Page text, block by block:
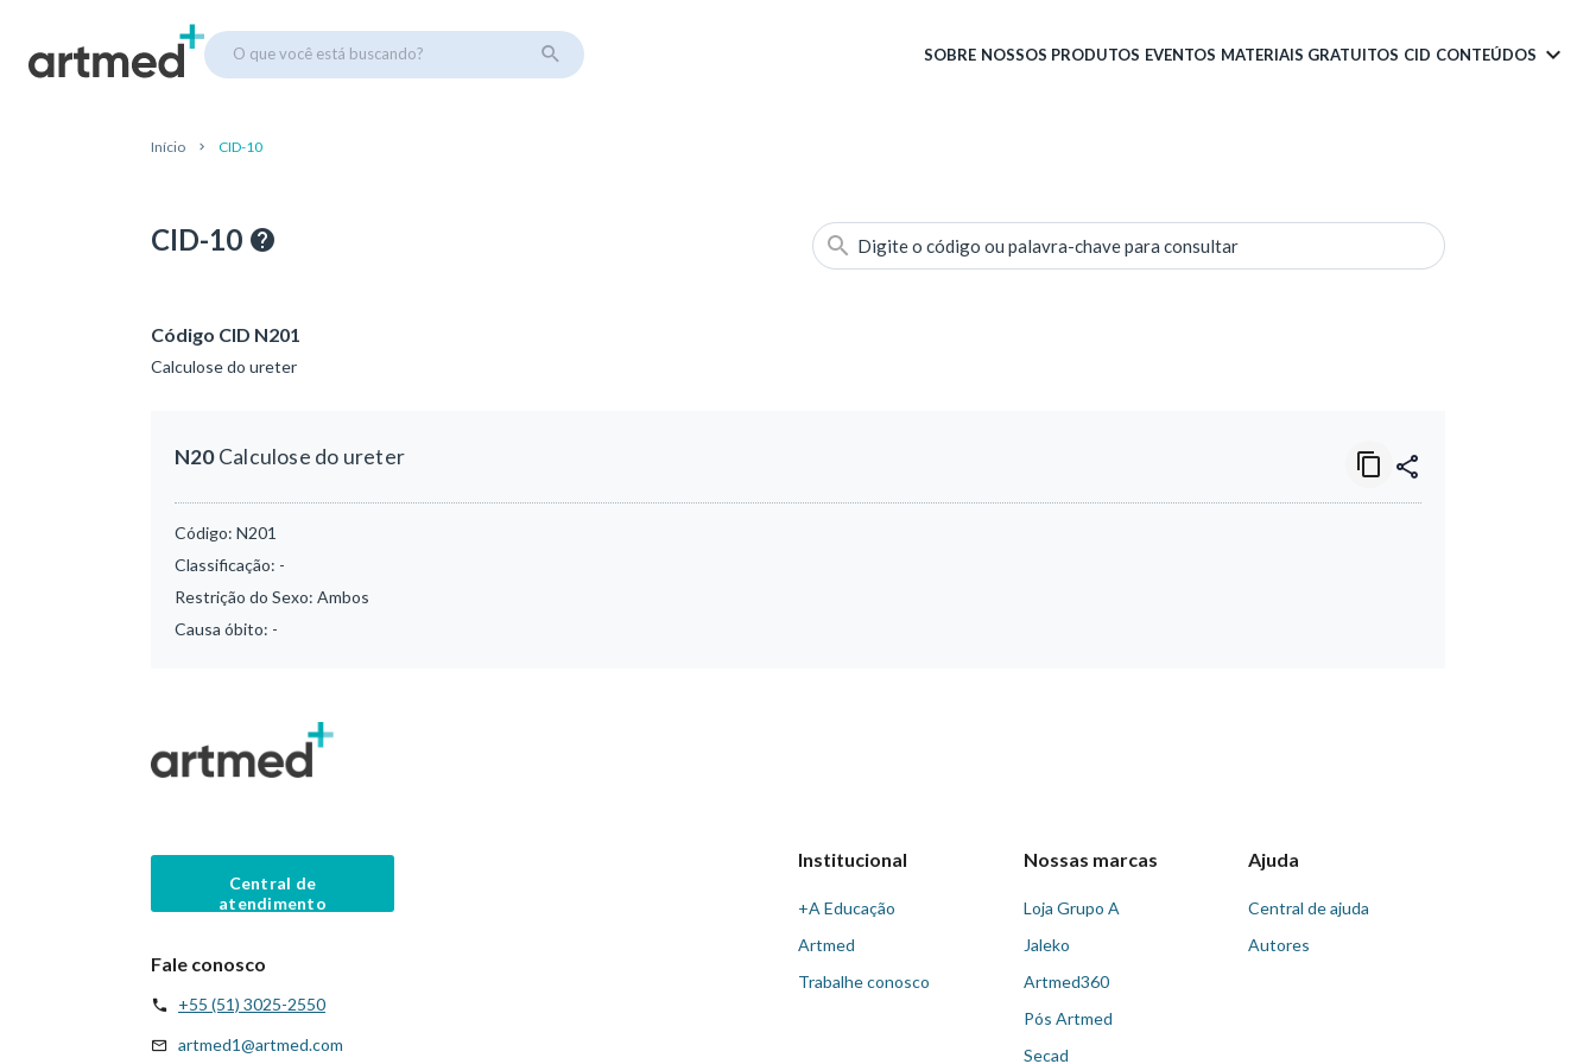
O que você está buscando? SOBRE NOSSOS PRODUTOS EVENTOS MATERIAIS GRATUITOS CID CONTEÚDOS
Início CID-10
CID-10 Digite o código ou palavra-chave para consultar
Código CID N201
Calculose do ureter
N20Calculose do ureter
Código: N201
Classificação: -
Restrição do Sexo: Ambos
Causa óbito: -
Central de
atendimento
Fale conosco
+55 (51) 3025-2550
artmed1@artmed.com
Institucional
+A Educação
Artmed
Trabalhe conosco
Nossas marcas
Loja Grupo A
Jaleko
Artmed360
Pós Artmed
Secad
Ajuda
Central de ajuda
Autores